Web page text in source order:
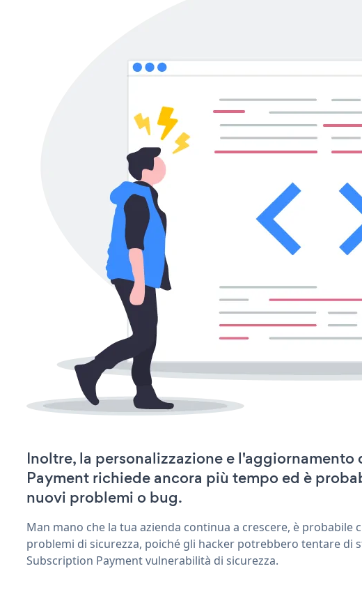
Inoltre, la personalizzazione e
Payment richiede ancora più tempo ed è
nuovi problemi o bug.
Man mano che la tua azienda continua a crescere, è probabile
problemi di sicurezza, poiché gli hacker potrebbero tentare di
Subscription Payment vulnerabilità di sicurezza.